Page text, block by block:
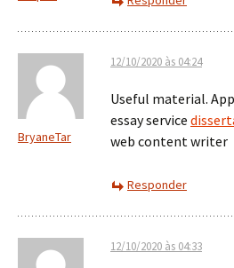
BryaneTar
12/10/2020 às 04:24
Useful material.
essay service
web content writer
Responder
12/10/2020 às 04:33